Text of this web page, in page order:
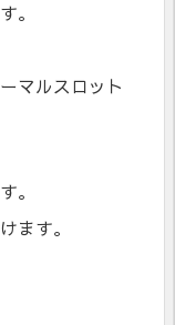
。
マルスロット
。
ます。